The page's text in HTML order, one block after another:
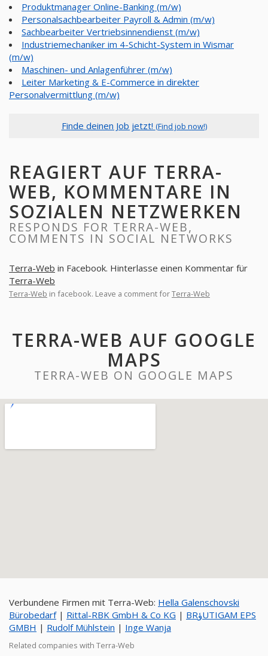
Produktmanager Online-Banking (m/w)
Personalsachbearbeiter Payroll & Admin (m/w)
Sachbearbeiter Vertriebsinnendienst (m/w)
Industriemechaniker im 4-Schicht-System in Wismar
(m/w)
Maschinen- und Anlagenführer (m/w)
Leiter Marketing & E-Commerce in direkter
Personalvermittlung (m/w)
Finde deinen Job jetzt! (Find job now!)
REAGIERT AUF TERRA-
WEB, KOMMENTARE IN
SOZIALEN NETZWERKEN
RESPONDS FOR TERRA-WEB,
COMMENTS IN SOCIAL NETWORKS
Terra-Web in Facebook. Hinterlasse einen Kommentar für
Terra-Web
Terra-Web in facebook. Leave a comment forTerra-Web
TERRA-WEB AUF GOOGLE
MAPS
TERRA-WEB ON GOOGLE MAPS
Verbundene Firmen mit Terra-Web: Hella Galenschovski
Bürobedarf| Rittal-RBK GmbH & Co KG | BRؤUTIGAM EPS
GMBH | Rudolf Mühlstein | Inge Wanja
Related companies with Terra-Web